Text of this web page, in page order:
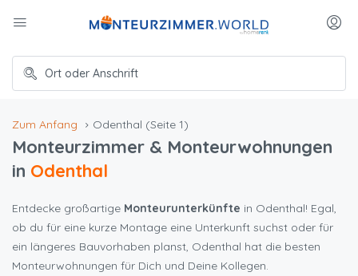
Zum Anfang Odenthal (Seite 1)
Monteurzimmer & Monteurwohnungen
in Odenthal
Entdecke großartige Monteurunterkünfte in Odenthal! Egal,
ob du für eine kurze Montage eine Unterkunft suchst oder für
ein längeres Bauvorhaben planst, Odenthal hat die besten
Monteurwohnungen für Dich und Deine Kollegen.